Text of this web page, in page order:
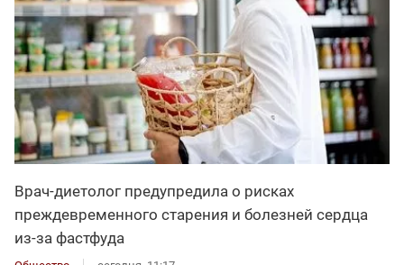
Врач-диетолог предупредила о рисках
преждевременного старения и болезней сердца
из-за фастфуда